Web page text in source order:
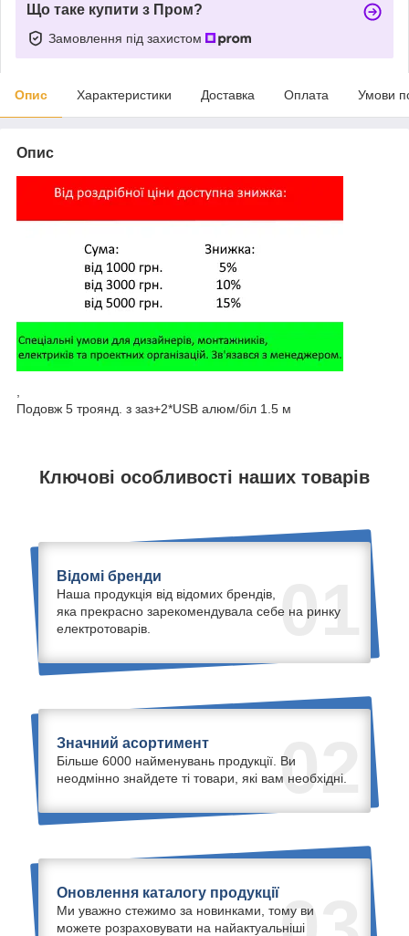
Що таке купити з Пром?
Замовлення під захистом
Опис Характеристики Доставка Оплата Умови
Опис
Подовж 5 троянд. з заз+2*USB алюм/біл 1.5 м
Ключові особливості наших товарів
01
Відомі бренди
Наша продукція від відомих брендів,
яка прекрасно зарекомендувала себе на ринку
електротоварів.
02
Значний асортимент
Більше 6000 найменувань продукції. Ви
неодмінно знайдете ті товари, які вам необхідні.
Оновлення каталогу продукції
Ми уважно стежимо за новинками, тому ви
можете розраховувати на найактуальніші